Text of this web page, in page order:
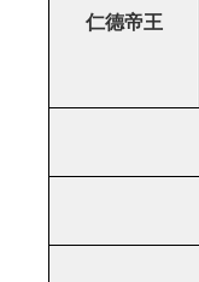
仁德帝王